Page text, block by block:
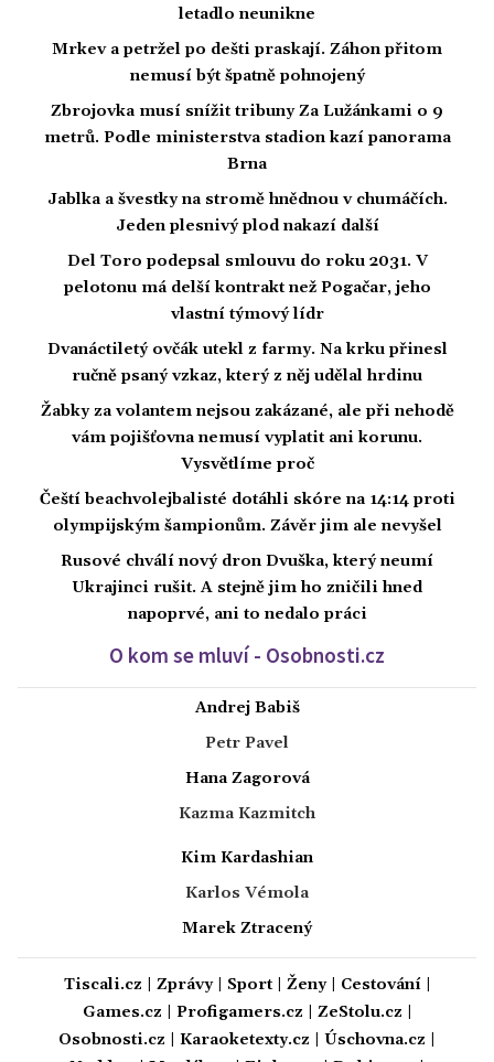
letadlo neunikne
Mrkev a petržel po dešti praskají. Záhon přitom
nemusí být špatně pohnojený
Zbrojovka musí snížit tribuny Za Lužánkami o 9
metrů. Podle ministerstva stadion kazí panorama
Brna
Jablka a švestky na stromě hnědnou v chumáčích.
Jeden plesnivý plod nakazí další
Del Toro podepsal smlouvu do roku 2031. V
pelotonu má delší kontrakt než Pogačar, jeho
vlastní týmový lídr
Dvanáctiletý ovčák utekl z farmy. Na krku přinesl
ručně psaný vzkaz, který z něj udělal hrdinu
Žabky za volantem nejsou zakázané, ale při nehodě
vám pojišťovna nemusí vyplatit ani korunu.
Vysvětlíme proč
Čeští beachvolejbalisté dotáhli skóre na 14:14 proti
olympijským šampionům. Závěr jim ale nevyšel
Rusové chválí nový dron Dvuška, který neumí
Ukrajinci rušit. A stejně jim ho zničili hned
napoprvé, ani to nedalo práci
O kom se mluví - Osobnosti.cz
Andrej Babiš
Petr Pavel
Hana Zagorová
Kazma Kazmitch
Kim Kardashian
Karlos Vémola
Marek Ztracený
Tiscali.cz Zprávy| Sport| Ženy| Cestování|
Games.cz
Profigamers.cz ZeStolu.cz
Osobnosti.cz
Karaoketexty.cz Úschovna.cz